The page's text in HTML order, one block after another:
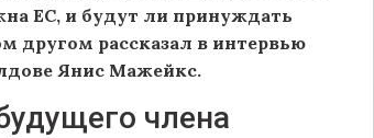
ЕС, и будут ли принуждать
другом рассказал в интервью
Янис Мажейкс.
члена